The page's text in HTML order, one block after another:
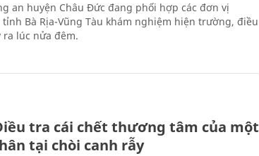
an huyện Châu Đức đang phối hợp các đơn vị
Bà Rịa-Vũng Tàu khám nghiệm hiện trường, điều
lúc nửa đêm.
tra cái chết thương tâm của một
tại chòi canh rẫy